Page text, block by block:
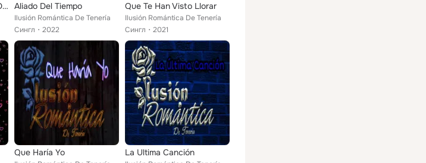
Dependo Cada Dia Mas De Ti Aliado Del Tiempo
Ilusión Romántica De Tenería
Сингл
2022
Que Te Han Visto Llorar
Ilusión Romántica De Tenería
Сингл
2021
Que Haría Yo La Ultima Canción